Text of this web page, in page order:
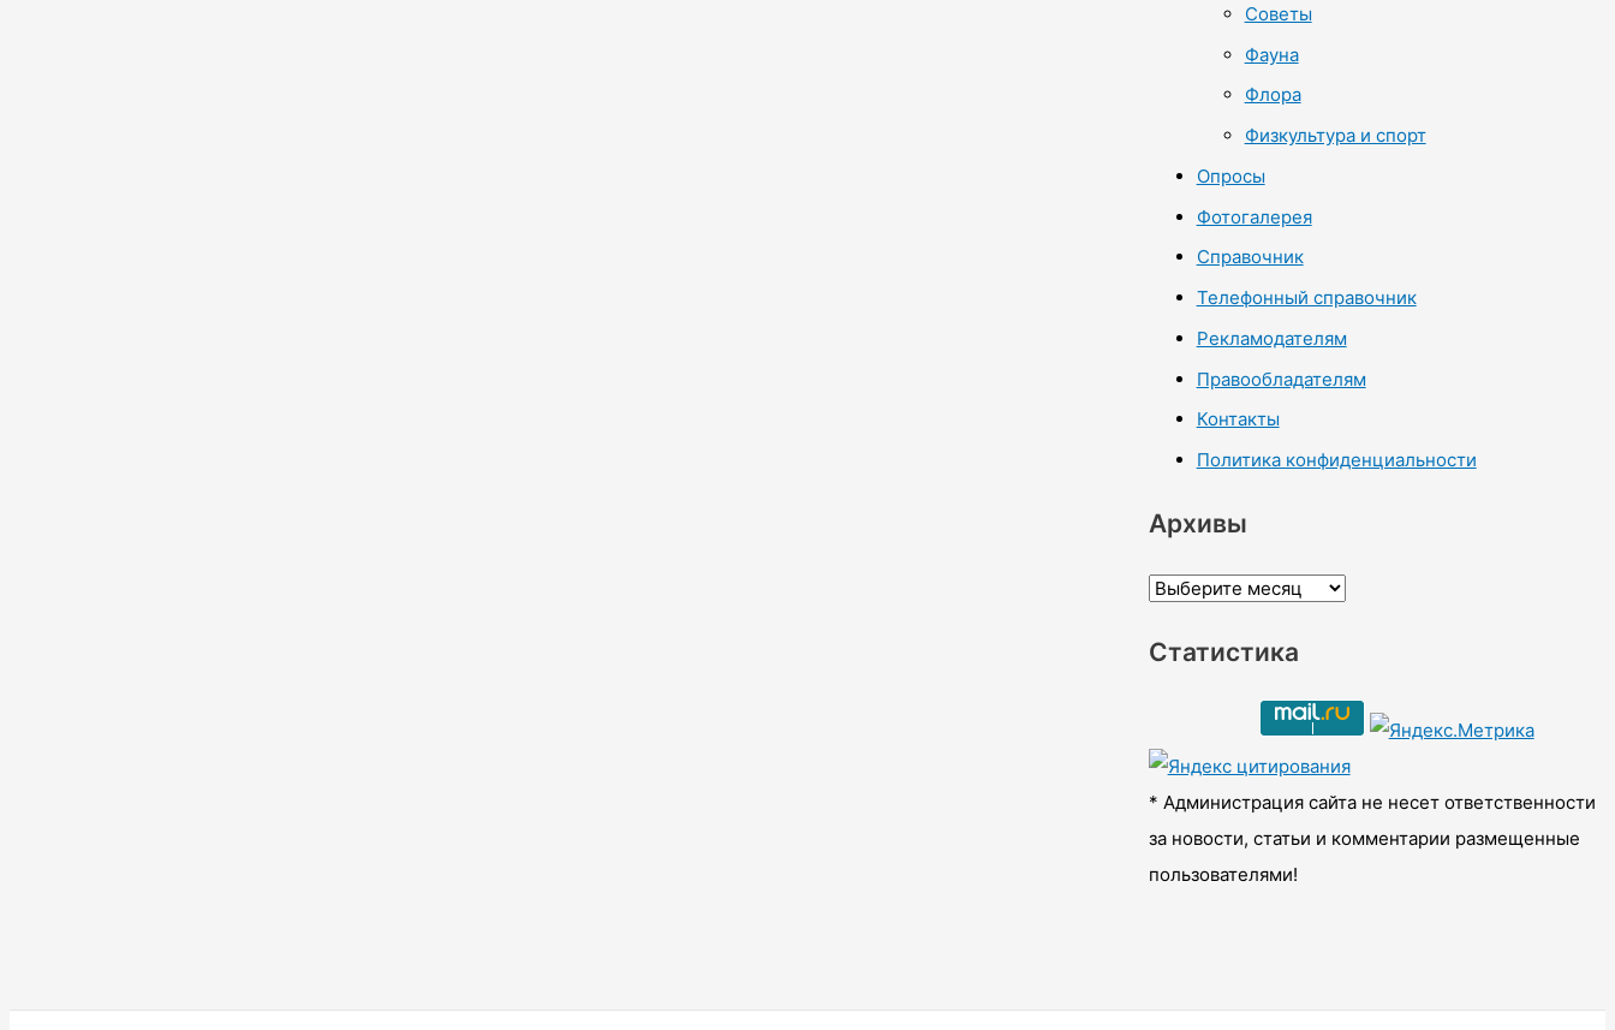
Советы
Фауна
Флора
Физкультура и спорт
Опросы
Фотогалерея
Справочник
Телефонный справочник
Рекламодателям
Правообладателям
Контакты
Политика конфиденциальности
Архивы
А
х
ы
Статистика
* Администрация сайта не несет ответственности
за новости, статьи и комментарии размещенные
пользователями!